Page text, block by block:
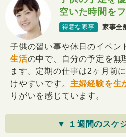
空いた時間を
得意な家事 家事全
子供の習い事や休日のイベン
生活の中で、自分の予定を無
ます。定期の仕事は2ヶ月前
けやすいです。 主婦経験を生
りがいを感じています。
▼ １週間のスケ